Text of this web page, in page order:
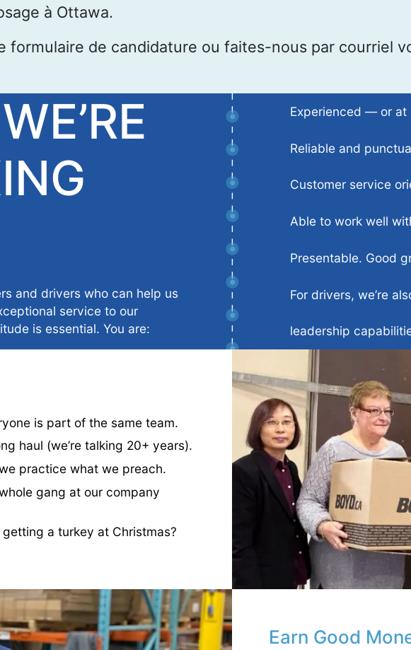
à Ottawa.
formulaire de candidature ou faites-nous par courriel
and drivers who can help us
service to our
is essential. You are:
Experienced — or at
Reliable and
Customer service
Able to work well
Presentable. Good
For drivers, we’re
leadership
is part of the same team.
haul (we’re talking 20+ years).
practice what we preach.
gang at our company
a turkey at Christmas?
Earn Good